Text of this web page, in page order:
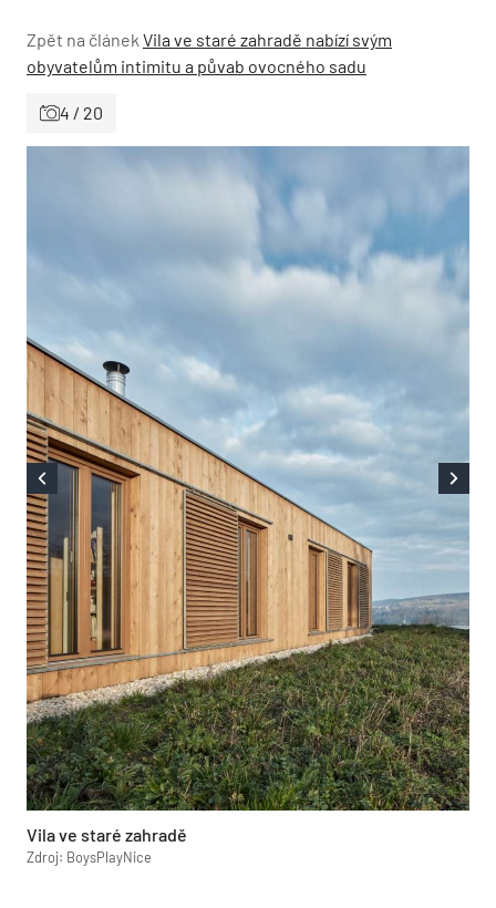
Zpět na článek Vila ve staré zahradě nabízí svým
obyvatelům intimitu a půvab ovocného sadu
4 / 20
Vila ve staré zahradě
Zdroj: BoysPlayNice